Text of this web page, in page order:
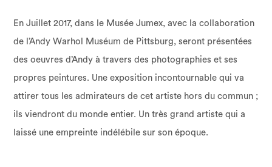
En Juillet 2017, dans le Musée Jumex, avec la collaboration
de l’Andy Warhol Muséum de Pittsburg, seront présentées
des oeuvres d’Andy à travers des photographies et ses
propres peintures. Une exposition incontournable qui va
attirer tous les admirateurs de cet artiste hors du commun ;
ils viendront du monde entier. Un très grand artiste qui a
laissé une empreinte indélébile sur son époque.